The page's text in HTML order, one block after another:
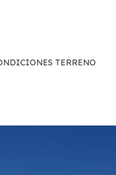
TERRENO